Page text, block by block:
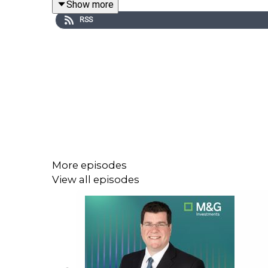
Im Fokus der Diskussion stehen folgende
Ivan Domjanic, Kapitalmarktstratege bei
Christoph Seeger, Wirtschaftsjournalist,
Show more
RSS
More episodes
View all episodes